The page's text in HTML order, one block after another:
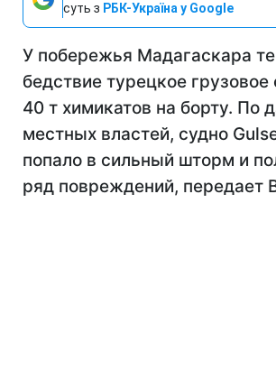
суть з РБК-Україна у Google
У побережья Мадагаскара
бедствие турецкое грузовое
40 т химикатов на борту. По
местных властей, судно
попало в сильный шторм и
ряд повреждений, передает